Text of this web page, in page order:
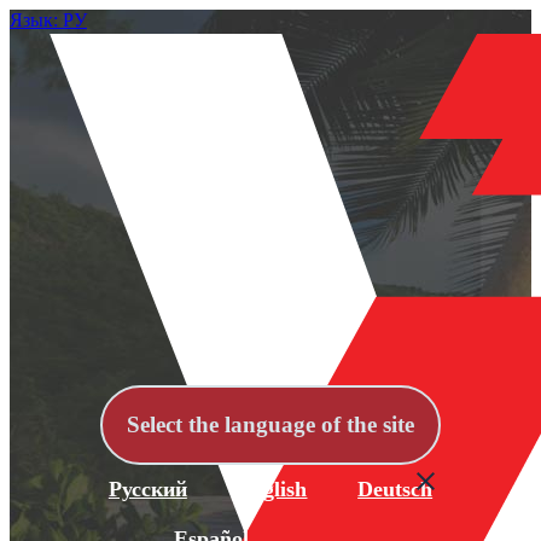
Язык: РУ
Select the language of the site
Русский English Deutsch